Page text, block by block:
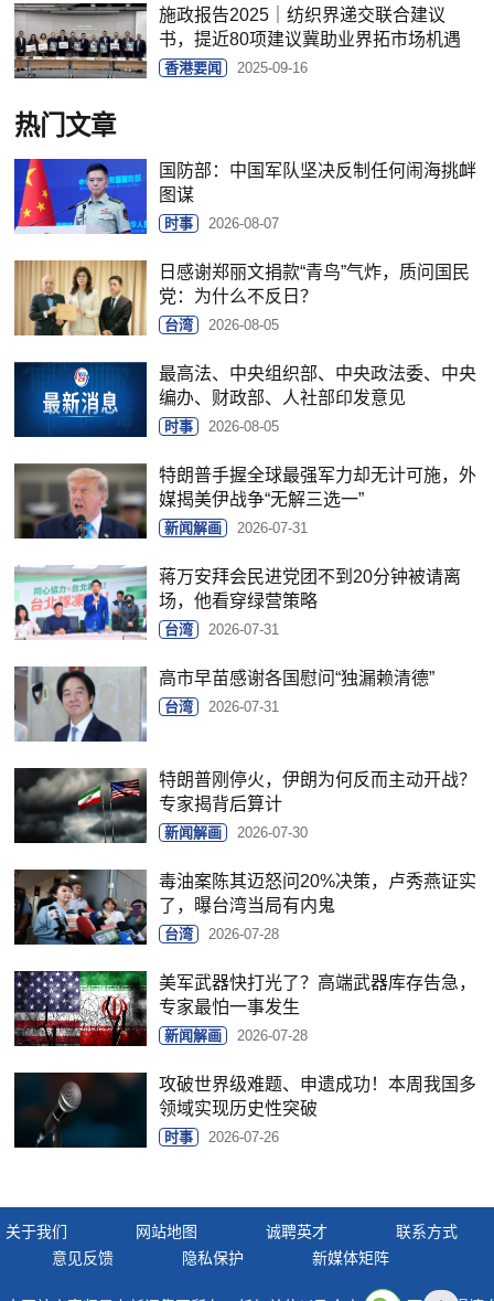
施政报告2025｜纺织界递交联合建议
书，提近80项建议冀助业界拓市场机遇
香港要闻 2025-09-16
热门文章
国防部：中国军队坚决反制任何闹海挑衅
图谋
时事 2026-08-07
日感谢郑丽文捐款“青鸟”气炸，质问国民
党：为什么不反日？
台湾 2026-08-05
最高法、中央组织部、中央政法委、中央
编办、财政部、人社部印发意见
时事 2026-08-05
特朗普手握全球最强军力却无计可施，外
媒揭美伊战争“无解三选一”
新闻解画 2026-07-31
蒋万安拜会民进党团不到20分钟被请离
场，他看穿绿营策略
台湾 2026-07-31
高市早苗感谢各国慰问“独漏赖清德”
台湾 2026-07-31
特朗普刚停火，伊朗为何反而主动开战？
专家揭背后算计
新闻解画 2026-07-30
毒油案陈其迈怒问20%决策，卢秀燕证实
了，曝台湾当局有内鬼
台湾 2026-07-28
美军武器快打光了？高端武器库存告急，
专家最怕一事发生
新闻解画 2026-07-28
攻破世界级难题、申遗成功！本周我国多
领域实现历史性突破
时事 2026-07-26
关于我们 网站地图 诚聘英才
联系方式
意见反馈
隐私保护 新媒体矩阵